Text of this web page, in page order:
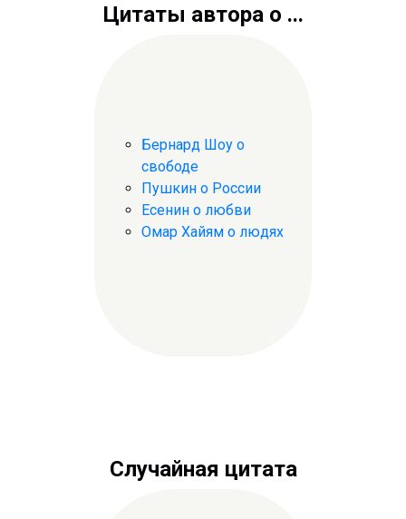
Цитаты автора о ...
Бернард Шоу о
свободе
Пушкин о России
Есенин о любви
Омар Хайям о людях
Случайная цитата